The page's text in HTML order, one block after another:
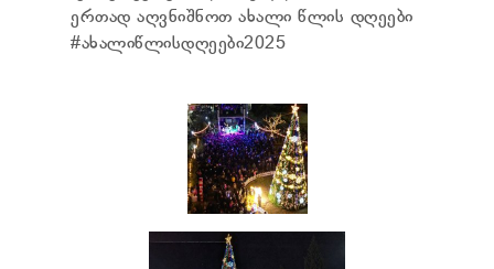
ერთად აღვნიშნოთ ახალი წლის დღეები
#ახალიწლისდღეები2025